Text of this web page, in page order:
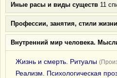
Иные расы и виды существ 11
Профессии, занятия, стили жизни
Внутренний мир человека.
Жизнь и смерть. Ритуалы
Реализм. Психологическая